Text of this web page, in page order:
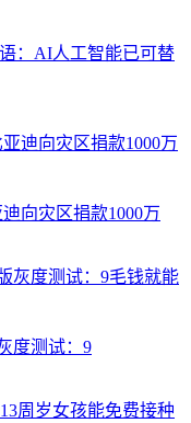
：AI人工智能已可替
向灾区捐款1000万
度测试：9